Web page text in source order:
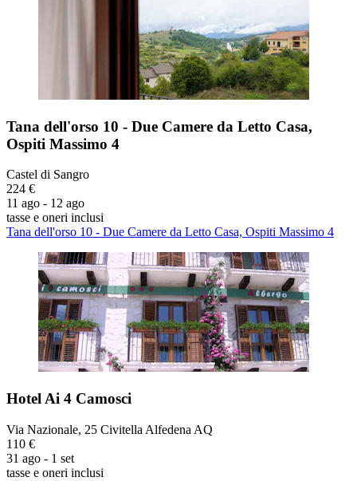
Tana dell'orso 10 - Due Camere da Letto Casa,
Ospiti Massimo 4
Castel di Sangro
224 €
11 ago - 12 ago
tasse e oneri inclusi
Tana dell'orso 10 - Due Camere da Letto Casa, Ospiti Massimo 4
Hotel Ai 4 Camosci
Via Nazionale, 25 Civitella Alfedena AQ
110 €
31 ago - 1 set
tasse e oneri inclusi